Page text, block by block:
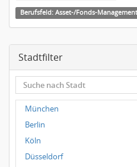
Berufsfeld: Asset-/Fonds-Management
Stadtfilter
München
Berlin
Köln
Düsseldorf